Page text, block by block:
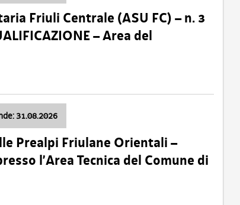
Friuli Centrale (ASU FC) – n. 3
– Area del
31.08.2026
Prealpi Friulane Orientali –
l’Area Tecnica del Comune di